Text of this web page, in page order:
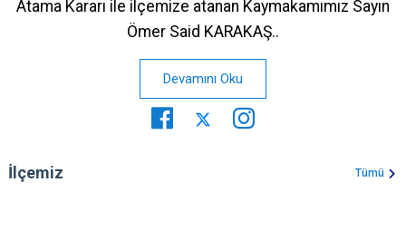
Atama Kararı ile ilçemize atanan Kaymakamımız Sayın
Ömer Said KARAKAŞ..
Devamını Oku
İlçemiz Tümü